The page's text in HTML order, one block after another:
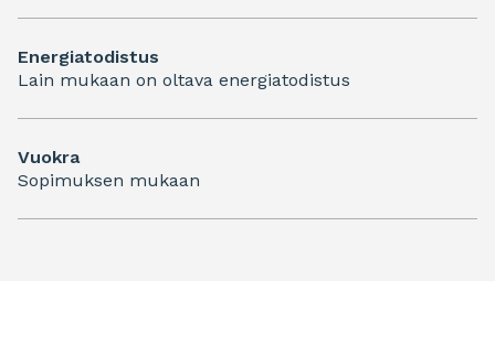
Energiatodistus
Lain mukaan on oltava energiatodistus
Vuokra
Sopimuksen mukaan